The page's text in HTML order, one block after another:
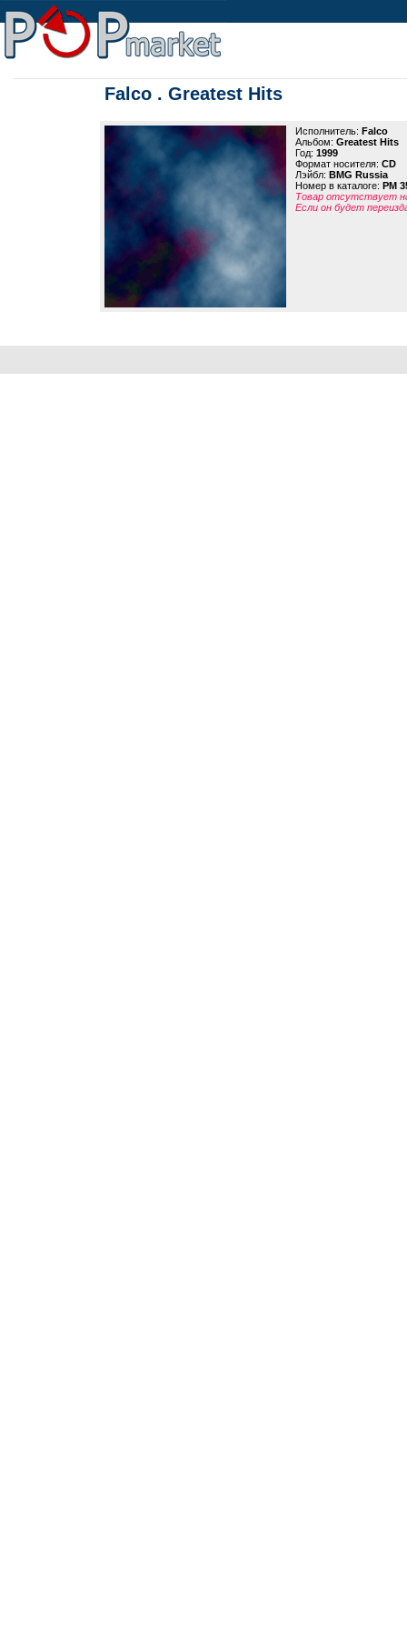
Falco . Greatest Hits
Исполнитель: Falco
Альбом: Greatest Hits
Год: 1999
Формат носителя: CD
Лэйбл: BMG Russia
Номер в каталоге: PM
Товар отсутствует
Если он будет